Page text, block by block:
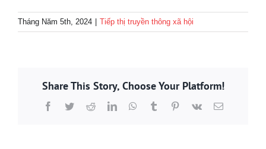
Tháng Năm 5th, 2024 Tiếp thị truyền thông xã hội
Share This Story, Choose Your Platform!
Facebook
TwitterRedditLinkedInWhatsApp
TumblrPinterest
Vk Email